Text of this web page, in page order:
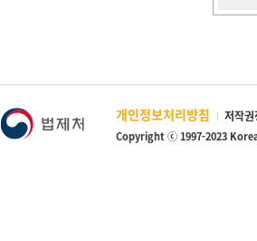
개인정보처리방침 저작권
Copyright ⓒ 1997-2023